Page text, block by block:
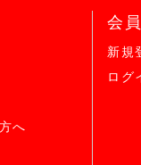
へ
会員
新規
ログ